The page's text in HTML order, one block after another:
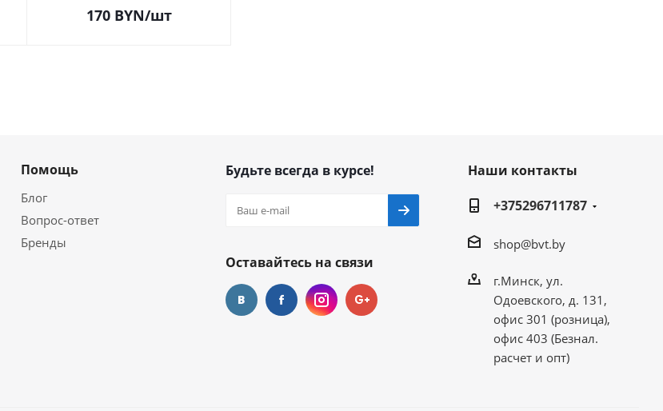
170 BYN/шт
Помощь
Блог
Вопрос-ответ
Бренды
Будьте всегда в курсе!
Оставайтесь на связи
Наши контакты
+375296711787
shop@bvt.by
г.Минск, ул.
Одоевского, д. 131,
офис 301 (розница),
офис 403 (Безнал.
расчет и опт)